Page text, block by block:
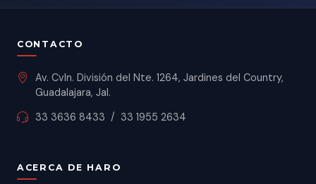
CONTACTO
Av. Cvln. División del Nte. 1264, Jardines del Country,
Guadalajara, Jal.
33 3636 8433 / 33 1955 2634
ACERCA DE HARO